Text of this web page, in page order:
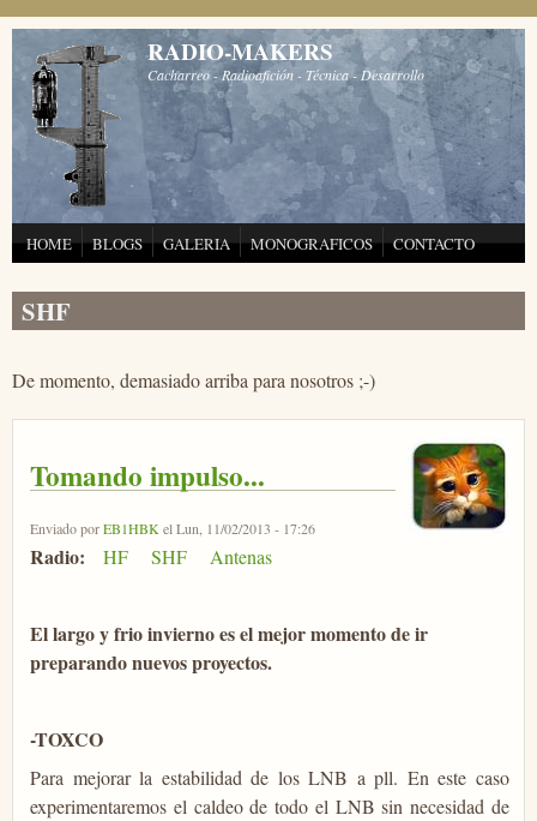
Pasar al contenido principal
RADIO-MAKERS
Cacharreo - Radioafición - Técnica - Desarrollo
HOME BLOGS GALERIA MONOGRAFICOS CONTACTO
SHF
De momento, demasiado arriba para nosotros ;-)
Tomando impulso...
Enviado porEB1HBKel Lun, 11/02/2013 - 17:26
Radio: HF SHF Antenas
El largo y frio invierno es el mejor momento de ir
preparando nuevos proyectos.
-TOXCO
Para mejorar la estabilidad de los LNB a pll. En este caso
experimentaremos el caldeo de todo el LNB sin necesidad de